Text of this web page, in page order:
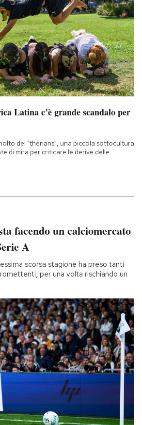
Latina c’è grande scandalo per
dei "therians", una piccola sottocultura
di mira per criticare le derive delle
facendo un calciomercato
A
scorsa stagione ha preso tanti
per una volta rischiando un